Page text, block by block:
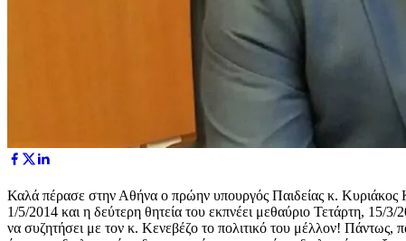
Καλά πέρασε στην Αθήνα ο πρώην υπουργός Παιδείας κ. Κυριάκος
1/5/2014 και η δεύτερη θητεία του εκπνέει μεθαύριο Τετάρτη, 15/
να συζητήσει με τον κ. Κενεβέζο το πολιτικό του μέλλον! Πάντως,